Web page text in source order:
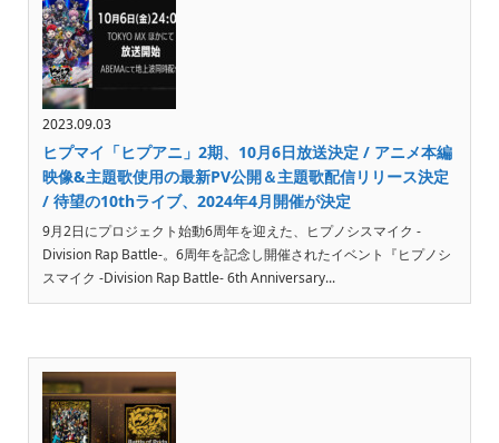
2023.09.03
ヒプマイ「ヒプアニ」2期、10月6日放送決定 / アニメ本編
映像&主題歌使用の最新PV公開＆主題歌配信リリース決定
/ 待望の10thライブ、2024年4月開催が決定
9月2日にプロジェクト始動6周年を迎えた、ヒプノシスマイク -
Division Rap Battle-。6周年を記念し開催されたイベント『ヒプノシ
スマイク -Division Rap Battle- 6th Anniversary...